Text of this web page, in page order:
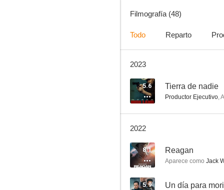
Reagan
Filmografía (48)
Todo Reparto
2023
5.6 Tierra de nadie
Productor Ejecutivo,
2022
8.1 Reagan
Aparece como Jack
5.9 Un día para